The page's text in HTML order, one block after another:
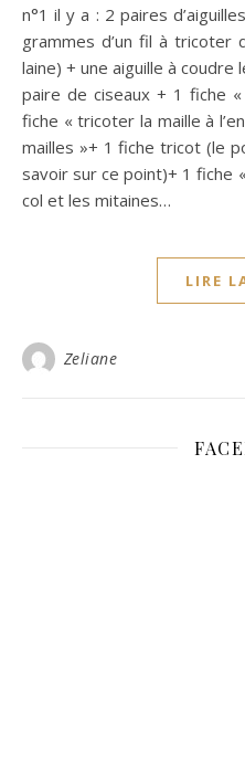
n°1 il y a : 2 paires
grammes d’un fil à tricoter
laine) + une aiguille à
paire de ciseaux + 1 fiche
fiche « tricoter la maille à
mailles »+ 1 fiche tricot (le
savoir sur ce point)+ 1 fiche
col et les mitaines…
LIRE
Zeliane